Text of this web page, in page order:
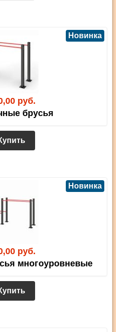
руб.
Новинка
брусья
руб.
Новинка
многоуровневые